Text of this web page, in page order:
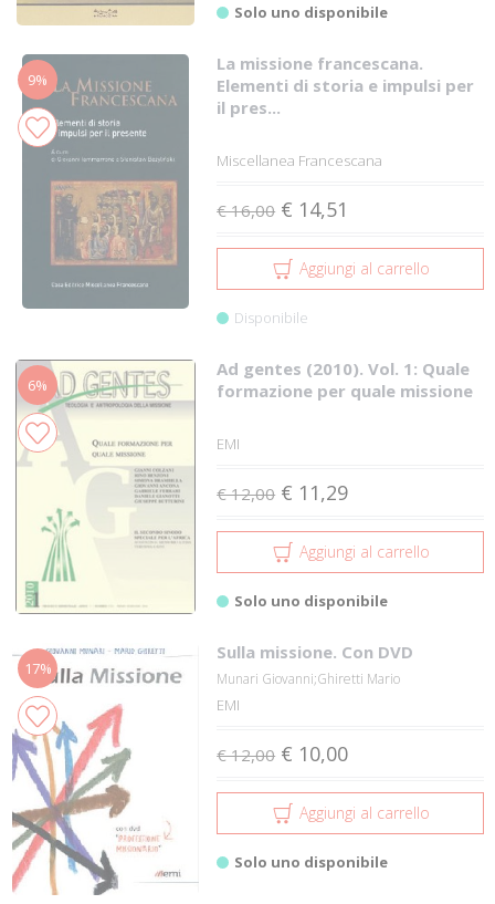
Solo uno disponibile
9%
La missione francescana.
Elementi di storia e impulsi per
il pres...
Miscellanea Francescana
€ 16,00 € 14,51
Aggiungi al carrello
Disponibile
6%
Ad gentes (2010). Vol. 1: Quale
formazione per quale missione
EMI
€ 12,00 € 11,29
Aggiungi al carrello
Solo uno disponibile
17%
Sulla missione. Con DVD
Munari Giovanni;Ghiretti Mario
EMI
€ 12,00 € 10,00
Aggiungi al carrello
Solo uno disponibile